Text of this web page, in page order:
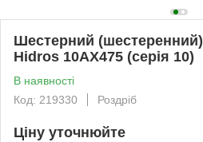
Шестерний (шестеренний)
Hidros 10АХ475 (серія 10)
В наявності
Код: 219330
Роздріб
Ціну уточнюйте